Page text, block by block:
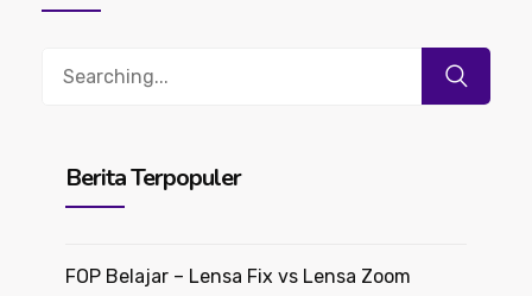
Search
Berita Terpopuler
FOP Belajar – Lensa Fix vs Lensa Zoom